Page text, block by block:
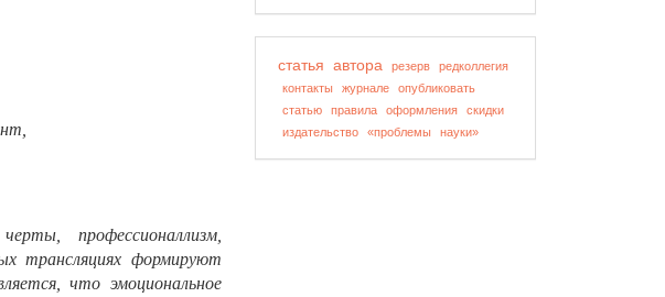
профессионаллизм,
трансляциях формируют
что эмоциональное
статья автора резерв
редколлегия
контакты
журнале
опубликовать
статью
правила оформления
скидки
издательство
«проблемы науки»